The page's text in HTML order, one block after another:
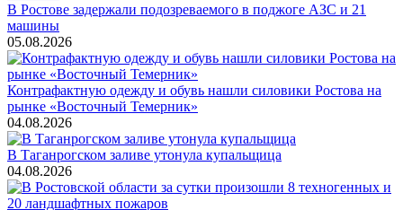
В Ростове задержали подозреваемого в поджоге АЗС и 21
машины
05.08.2026
Контрафактную одежду и обувь нашли силовики Ростова на
рынке «Восточный Темерник»
04.08.2026
В Таганрогском заливе утонула купальщица
04.08.2026